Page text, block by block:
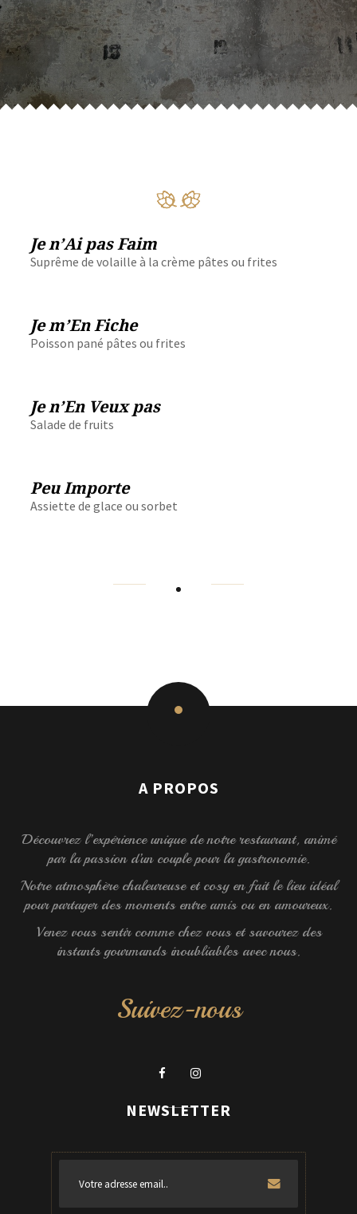
Je n’Ai pas Faim
Suprême de volaille à la crème pâtes ou frites
Je m’En Fiche
Poisson pané pâtes ou frites
Je n’En Veux pas
Salade de fruits
Peu Importe
Assiette de glace ou sorbet
A PROPOS
Découvrez l’expérience unique de notre restaurant, animé
par la passion d’un couple pour la gastronomie.
Notre atmosphère chaleureuse et cosy en fait le lieu idéal
pour partager des moments entre amis ou en amoureux.
Venez vous sentir comme chez vous et savourez des
instants gourmands inoubliables avec nous.
Suivez-nous
NEWSLETTER